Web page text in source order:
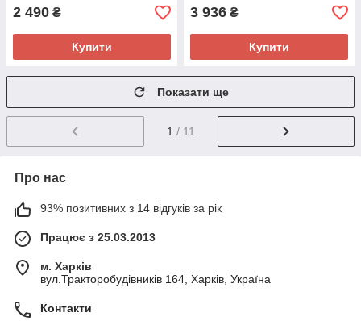
2 490 ₴
Купити
3 936 ₴
Купити
Показати ще
1 / 11
Про нас
93% позитивних з 14 відгуків за рік
Працює з 25.03.2013
м. Харків
вул.Тракторобудівників 164, Харків, Україна
Контакти